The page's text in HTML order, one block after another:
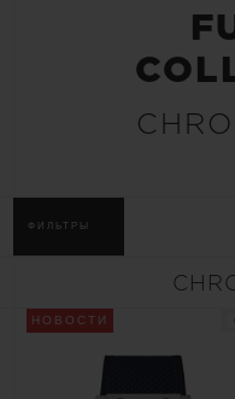
ФИЛЬТРЫ
НОВОСТИ
ЭКСКЛЮЗИВНЫЕ УСЛУГИ
ГАРАНТИЯ 5+5